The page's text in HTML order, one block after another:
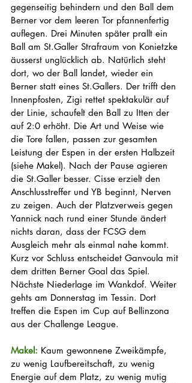
gegenseitig behindern und den Ball dem
Berner vor dem leeren Tor pfannenfertig
auflegen. Drei Minuten später prallt ein
Ball am St.Galler Strafraum von Konietzke
äusserst unglücklich ab. Natürlich steht
dort, wo der Ball landet, wieder ein
Berner statt eines St.Gallers. Der trifft den
Innenpfosten, Zigi rettet spektakulär auf
der Linie, schaufelt den Ball zu Itten der
auf 2:0 erhöht. Die Art und Weise wie
die Tore fallen, passen zur gesamten
Leistung der Espen in der ersten Halbzeit
(siehe Makel). Nach der Pause agieren
die St.Galler besser. Cisse erzielt den
Anschlusstreffer und YB beginnt, Nerven
zu zeigen. Auch der Platzverweis gegen
Yannick nach rund einer Stunde ändert
nichts daran, dass der FCSG dem
Ausgleich mehr als einmal nahe kommt.
Kurz vor Schluss entscheidet Ganvoula mit
dem dritten Berner Goal das Spiel.
Nächste Niederlage im Wankdof. Weiter
gehts am Donnerstag im Tessin. Dort
treffen die Espen im Cup auf Bellinzona
aus der Challenge League.
Makel: Kaum gewonnene Zweikämpfe,
zu wenig Laufbereitschaft, zu wenig
Energie auf dem Platz, zu wenig mutig